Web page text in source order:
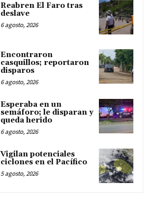
Reabren El Faro tras
deslave
6 agosto, 2026
Encontraron
casquillos; reportaron
disparos
6 agosto, 2026
Esperaba en un
semáforo; le disparan y
queda herido
6 agosto, 2026
Vigilan potenciales
ciclones en el Pacífico
5 agosto, 2026